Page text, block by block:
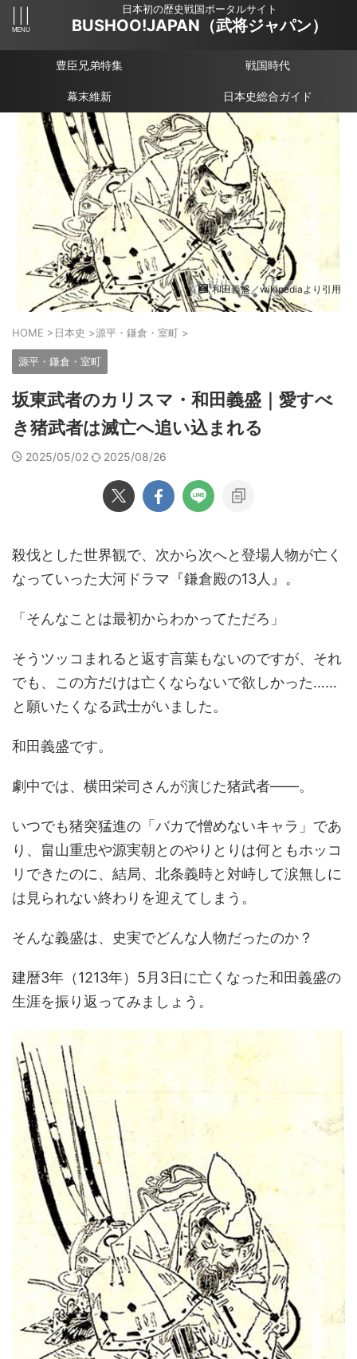
日本初の歴史戦国ポータルサイト
BUSHOO!JAPAN（武将ジャパン）
豊臣兄弟特集 戦国時代
幕末維新 日本史総合ガイド
和田義盛／wikipediaより引用
HOME >日本史 >源平・鎌倉・室町 >
源平・鎌倉・室町
坂東武者のカリスマ・和田義盛｜愛すべ
き猪武者は滅亡へ追い込まれる
2025/05/02 2025/08/26
殺伐とした世界観で、次から次へと登場人物が亡く
なっていった大河ドラマ『鎌倉殿の13人』。
「そんなことは最初からわかってただろ」
そうツッコまれると返す言葉もないのですが、それ
でも、この方だけは亡くならないで欲しかった……
と願いたくなる武士がいました。
和田義盛です。
劇中では、横田栄司さんが演じた猪武者――。
いつでも猪突猛進の「バカで憎めないキャラ」であ
り、畠山重忠や源実朝とのやりとりは何ともホッコ
リできたのに、結局、北条義時と対峙して涙無しに
は見られない終わりを迎えてしまう。
そんな義盛は、史実でどんな人物だったのか？
建暦3年（1213年）5月3日に亡くなった和田義盛の
生涯を振り返ってみましょう。